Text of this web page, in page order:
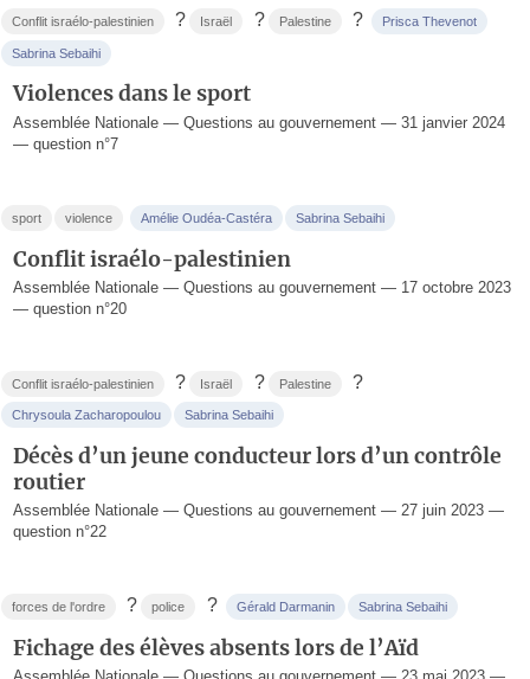
Conflit israélo-palestinien ? Israël ? Palestine ? Prisca Thevenot
Sabrina Sebaihi
Violences dans le sport
Assemblée Nationale — Questions au gouvernement — 31 janvier 2024
— question n°7
sport violence Amélie Oudéa-Castéra Sabrina Sebaihi
Conflit israélo-palestinien
Assemblée Nationale — Questions au gouvernement — 17 octobre 2023
— question n°20
Conflit israélo-palestinien ? Israël ? Palestine ?
Chrysoula Zacharopoulou Sabrina Sebaihi
Décès d’un jeune conducteur lors d’un contrôle
routier
Assemblée Nationale — Questions au gouvernement — 27 juin 2023 —
question n°22
forces de l'ordre ? police ? Gérald Darmanin Sabrina Sebaihi
Fichage des élèves absents lors de l’Aïd